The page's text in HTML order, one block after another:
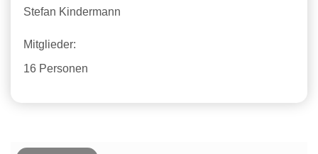
Stefan Kindermann
Mitglieder:
16 Personen